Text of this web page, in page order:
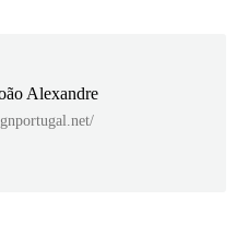
Alexandre